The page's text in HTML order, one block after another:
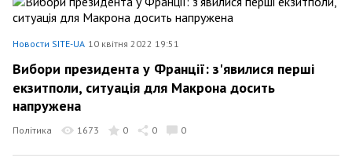
Новости SITE-UA 10 квітня 2022 19:51
Вибори президента у Франції: з'явилися перші
екзитполи, ситуація для Макрона досить
напружена
Політика 1673 0 0 0